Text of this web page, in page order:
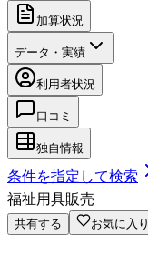
加算状況
データ・実績
利用者状況
口コミ
独自情報
条件を指定して検索
福祉用具販売
共有する お気に入り